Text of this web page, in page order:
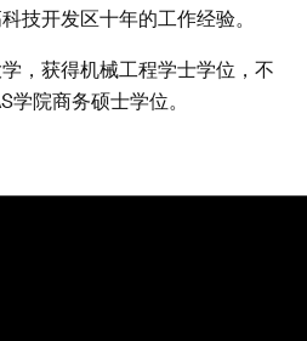
技开发区十年的工作经验。
，获得机械工程学士学位，不
学院商务硕士学位。